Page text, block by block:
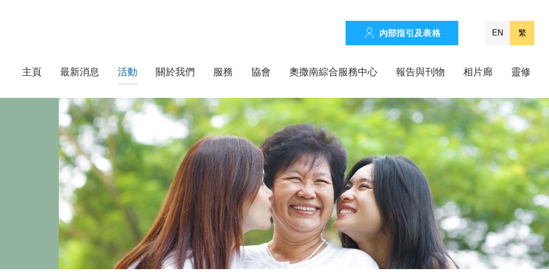
內部指引及表格 EN 繁
主頁 最新消息 活動 關於我們 服務 協會 奧撒南綜合服務中心 報告與刊物 相片廊 靈修